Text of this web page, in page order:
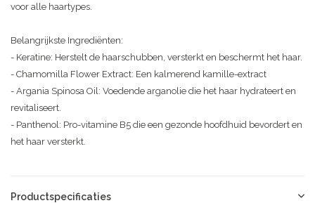
voor alle haartypes.
Belangrijkste Ingrediënten:
- Keratine: Herstelt de haarschubben, versterkt en beschermt het haar.
- Chamomilla Flower Extract: Een kalmerend kamille-extract
- Argania Spinosa Oil: Voedende arganolie die het haar hydrateert en
revitaliseert.
- Panthenol: Pro-vitamine B5 die een gezonde hoofdhuid bevordert en
het haar versterkt.
Productspecificaties